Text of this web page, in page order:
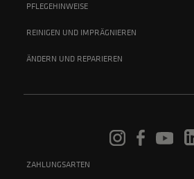
PFLEGEHINWEISE
REINIGEN UND IMPRÄGNIEREN
ÄNDERN UND REPARIEREN
ZAHLUNGSARTEN